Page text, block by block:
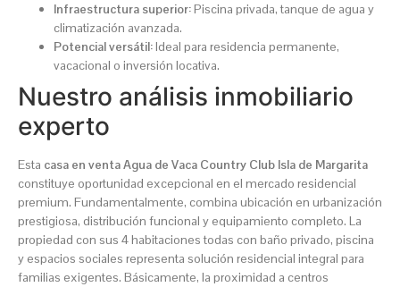
Infraestructura superior:Piscina privada, tanque de agua y
climatización avanzada.
Potencial versátil:Ideal para residencia permanente,
vacacional o inversión locativa.
Nuestro análisis inmobiliario
experto
Esta casa en venta Agua de Vaca Country Club Isla de Margarita
constituye oportunidad excepcional en el mercado residencial
premium. Fundamentalmente, combina ubicación en urbanización
prestigiosa, distribución funcional y equipamiento completo. La
propiedad con sus 4 habitaciones todas con baño privado, piscina
y espacios sociales representa solución residencial integral para
familias exigentes. Básicamente, la proximidad a centros